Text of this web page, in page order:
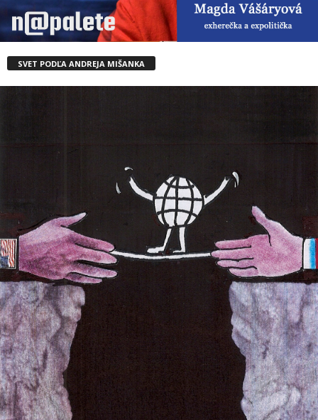
SVET PODĽA ANDREJA MIŠANKA